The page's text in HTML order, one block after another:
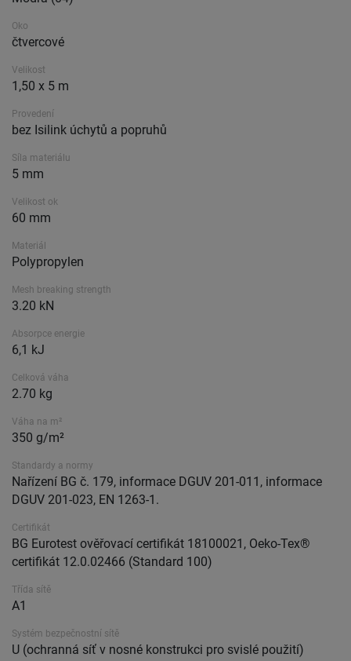
Oko
čtvercové
Velikost
1,50 x 5 m
Provedení
bez Isilink úchytů a popruhů
Síla materiálu
5 mm
Velikost ok
60 mm
Materiál
Polypropylen
Mesh breaking strength
3.20 kN
Absorpce energie
6,1 kJ
Celková váha
2.70 kg
Váha na m²
350 g/m²
Standardy a normy
Nařízení BG č. 179, informace DGUV 201-011, informace
DGUV 201-023, EN 1263-1.
Certifikát
BG Eurotest ověřovací certifikát 18100021, Oeko-Tex®
certifikát 12.0.02466 (Standard 100)
Třída sítě
A1
Systém bezpečnostní sítě
U (ochranná síť v nosné konstrukci pro svislé použití)